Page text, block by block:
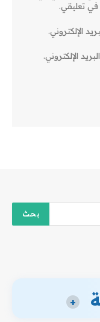
في تعليقي.
الإلكتروني.
الإلكتروني.
+